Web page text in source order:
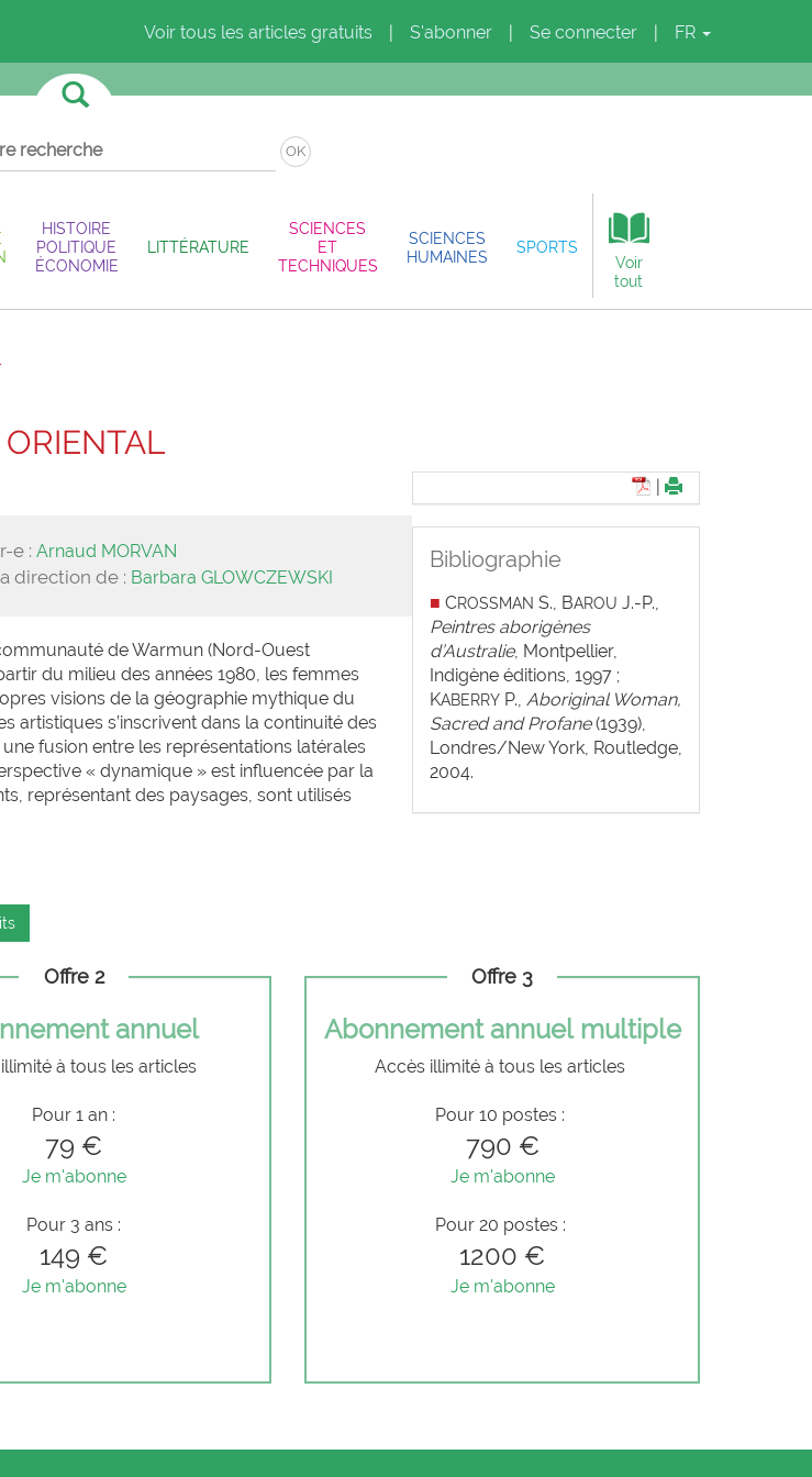
Voir tous les articles gratuits S'abonner Se connecter FR
OK
HISTOIRE
POLITIQUE
ÉCONOMIE
LITTÉRATURE
SCIENCES
ET
TECHNIQUES
SCIENCES
HUMAINES
SPORTS
Voir
tout
e :Arnaud MORVAN
direction de : Barbara GLOWCZEWSKI
de Warmun (Nord-Ouest
du milieu des années 1980, les femmes
visions de la géographie mythique du
artistiques s’inscrivent dans la continuité des
fusion entre les représentations latérales
« dynamique » est influencée par la
représentant des paysages, sont utilisés
Bibliographie
■ CROSSMAN S., BAROU J.-P.,
Peintres aborigènes
d’Australie, Montpellier,
Indigène éditions, 1997 ;
KABERRYP., Aboriginal Woman,
Sacred and Profane(1939),
Londres/New York, Routledge,
2004.
Offre 2
annuel
à tous les articles
Pour 1 an :
79 €
Je m'abonne
Pour 3 ans :
149 €
Je m'abonne
Offre 3
Abonnement annuel multiple
Accès illimité à tous les articles
Pour 10 postes :
790 €
Je m'abonne
Pour 20 postes :
1200 €
Je m'abonne